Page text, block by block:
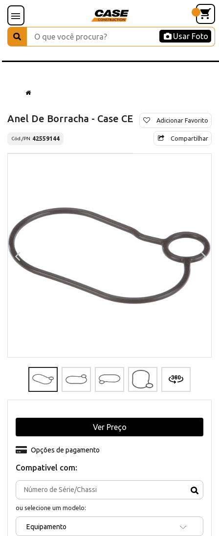
Usar Foto
Anel De Borracha - Case CE
Cód./PN 42559144
Adicionar Favorito
Compartilhar
Compativel com:
ou selecione um modelo:
Equipamento
Opções de pagamento
Ver Preço